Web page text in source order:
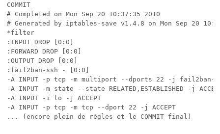
COMMIT
# Completed on Mon Sep 20 10:37:35 2010
# Generated by iptables-save v1.4.8 on Mon Sep 20
*filter
:INPUT DROP [0:0]
:FORWARD DROP [0:0]
:OUTPUT DROP [0:0]
:fail2ban-ssh - [0:0]
-A INPUT -p tcp -m multiport --dports 22 -j fail2ban-
-A INPUT -m state --state RELATED,ESTABLISHED -j
-A INPUT -i lo -j ACCEPT
-A INPUT -p tcp -m tcp --dport 22 -j ACCEPT